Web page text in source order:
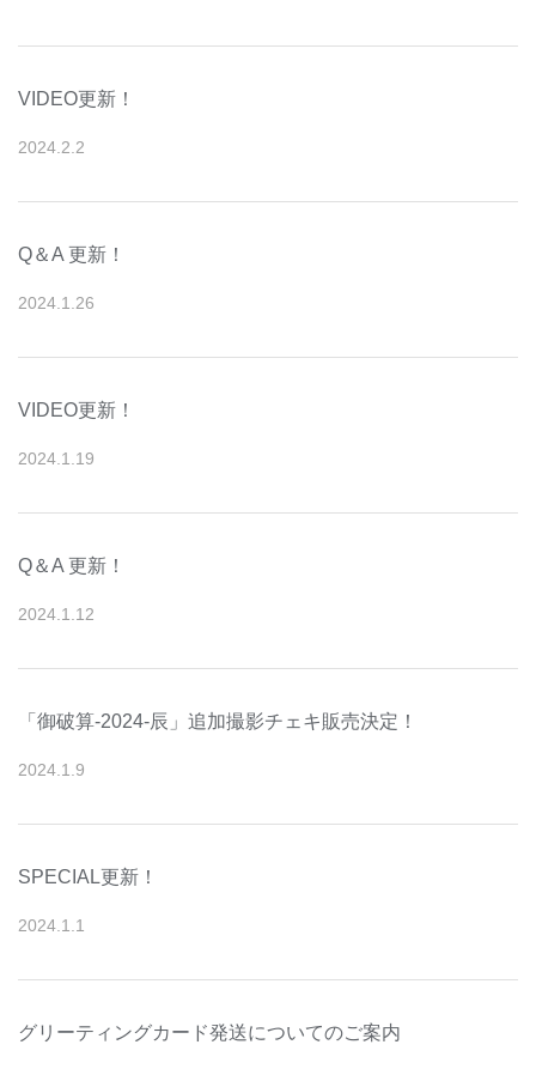
VIDEO更新！
2024 2 2
Q＆A 更新！
2024 1 26
VIDEO更新！
2024 1 19
Q＆A 更新！
2024 1 12
「御破算-2024-辰」追加撮影チェキ販売決定！
2024 1 9
SPECIAL更新！
2024 1 1
グリーティングカード発送についてのご案内